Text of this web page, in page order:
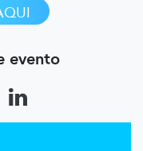
evento